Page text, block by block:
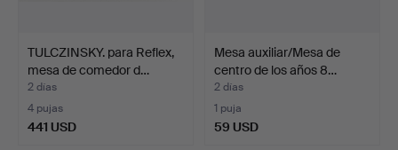
TULCZINSKY. para Reflex,
mesa de comedor d…
2 días
4 pujas
441 USD
Mesa auxiliar/Mesa de
centro de los años 8…
2 días
1 puja
59 USD